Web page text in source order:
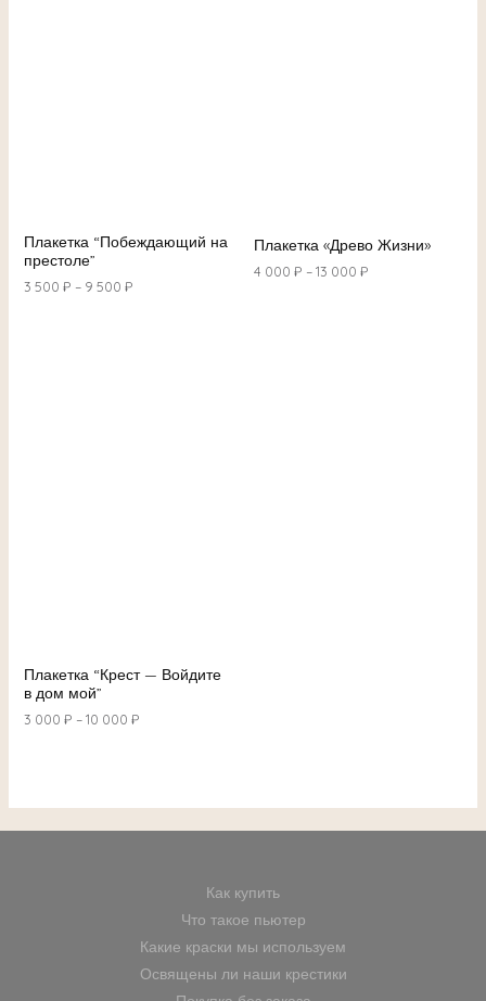
Плакетка “Побеждающий на
престоле”
3 500 ₽ – 9 500 ₽
Плакетка «Древо Жизни»
4 000 ₽ –13 000 ₽
Плакетка “Крест — Войдите
в дом мой”
3 000 ₽ –10 000 ₽
Как купить
Что такое пьютер
Какие краски мы используем
Освящены ли наши крестики